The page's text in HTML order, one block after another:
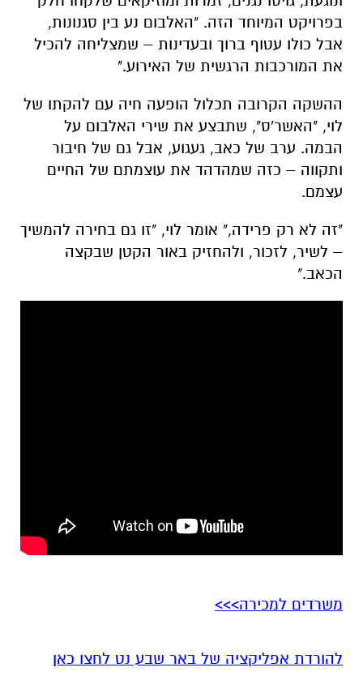
בפרויקט המיוחד הזה. "האלבום נע בין סגנונות,
אבל כולו עטוף ברוך ובעדינות – שמצליחה להכיל
את המורכבות הרגשית של האירוע."
ההשקה הקרובה תכלול הופעה חיה עם להקתו של
לוי, "האשר'ס", שתבצע את שירי האלבום על
הבמה. ערב של כאב, געגוע, אבל גם של חיבור
ותקווה – כזה שמהדהד את עוצמתם של החיים
עצמם.
"זה לא רק פרידה," אומר לוי, "זו גם בחירה להמשיך
– לשיר, לזכור, ולהחזיק באור הקטן שבקצה
הכאב."
משרדים למכירה>>>
להורדת אפליקציה של באר שבע נט לחצו כאן